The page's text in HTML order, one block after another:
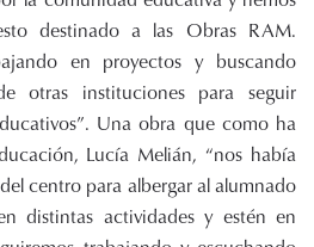
destinado a las Obras RAM.
en proyectos y buscando
otras instituciones para seguir
Una obra que como ha
Lucía Melián, “nos había
centro para albergar al alumnado
distintas actividades y estén en